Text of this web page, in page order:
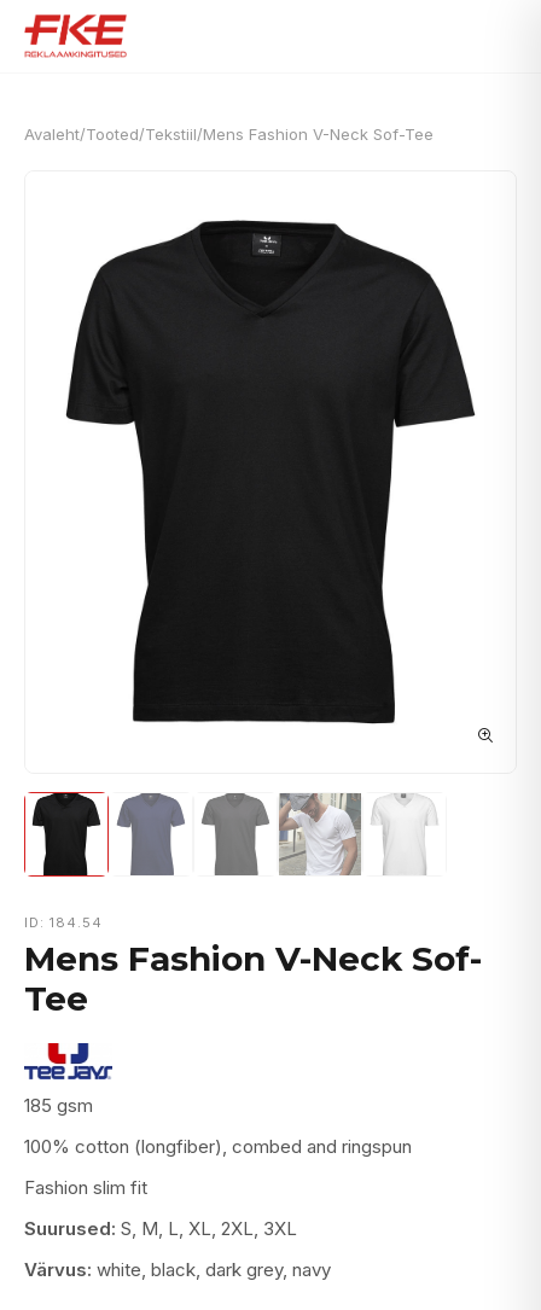
Avaleht/Tooted/Tekstiil/Mens Fashion V-Neck Sof-Tee
ID: 184.54
Mens Fashion V-Neck Sof-
Tee
185 gsm
100% cotton (longfiber), combed and ringspun
Fashion slim fit
Suurused: S, M, L, XL, 2XL, 3XL
Värvus: white, black, dark grey, navy